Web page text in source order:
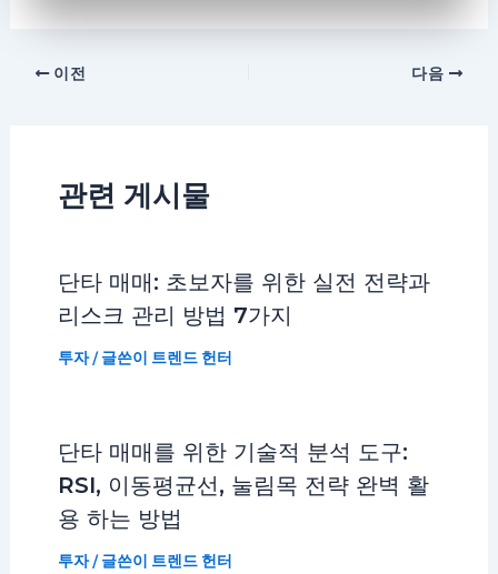
이전 다음
관련 게시물
단타 매매: 초보자를 위한 실전 전략과
리스크 관리 방법 7가지
투자/ 글쓴이 트렌드 헌터
단타 매매를 위한 기술적 분석 도구:
RSI, 이동평균선, 눌림목 전략 완벽 활
용 하는 방법
투자/ 글쓴이 트렌드 헌터